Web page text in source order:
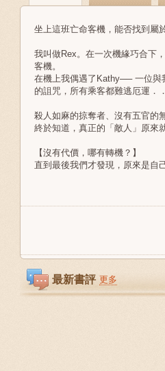
坐上這班亡命客機，能否找到屬
我叫做Rex。在一次機緣巧合下
客機。
在機上我偶遇了Kathy── 一位與
的詛咒，所有乘客都難逃厄運．
殺人如麻的掠奪者、沒有五官的
終於知道，真正的「敵人」原來
【沒有代價，哪有轉機？】
直到最後我們才發現，原來是自
最新書評 更多